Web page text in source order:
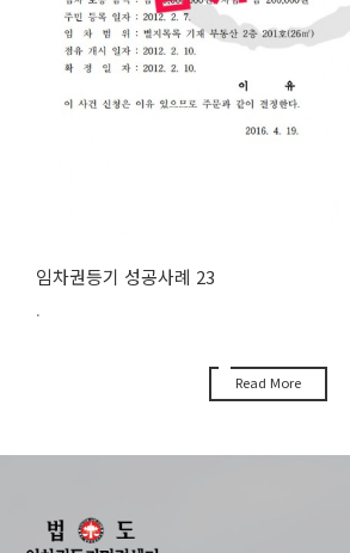
임차권등기 성공사례 23
.
Read More